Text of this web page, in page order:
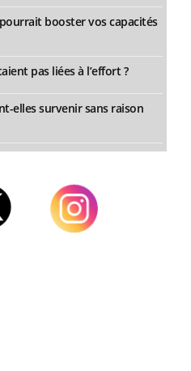
booster vos capacités
pas liées à l’effort ?
elles survenir sans raison